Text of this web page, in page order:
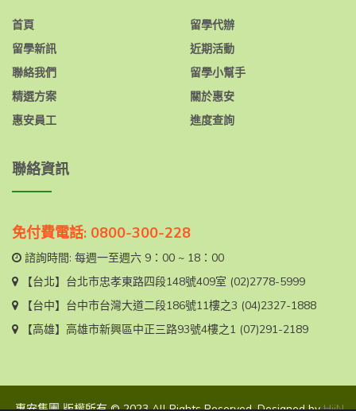
首頁
留學新訊
聯絡我們
精選方案
惠安員工
留學代辦
近期活動
留學小幫手
關於惠安
進度查詢
聯絡資訊
免付費電話: 0800-300-228
諮詢時間: 每週一至週六 9：00 ~ 18：00
【台北】 台北市忠孝東路四段148號409室 (02)2778-5999
【台中】 台中市台灣大道二段186號11樓之3 (04)2327-1888
【高雄】 高雄市新興區中正三路93號4樓之1 (07)291-2189